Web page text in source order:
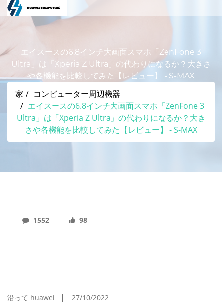
エイスースの6.8インチ大画面スマホ「ZenFone 3
Ultra」は「Xperia Z Ultra」の代わりになるか？大きさ
や各機能を比較してみた【レビュー】 - S-MAX
家
コンピューター周辺機器
エイスースの6.8インチ大画面スマホ「ZenFone 3
Ultra」は「Xperia Z Ultra」の代わりになるか？大き
さや各機能を比較してみた【レビュー】 - S-MAX
1552 98
沿って huawei
27/10/2022